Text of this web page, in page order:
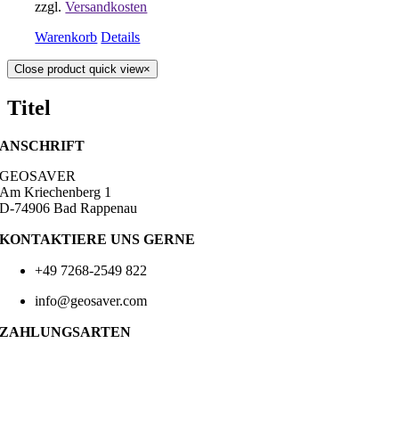
zzgl.Versandkosten
Warenkorb Details
Close product quick view×
Titel
ANSCHRIFT
GEOSAVER
Am Kriechenberg 1
D-74906 Bad Rappenau
KONTAKTIERE UNS GERNE
+49 7268-2549 822
info@geosaver.com
ZAHLUNGSARTEN